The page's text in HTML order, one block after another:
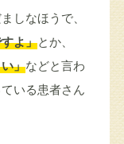
しなほうで、
よ」とか、
」などと言わ
いる患者さん